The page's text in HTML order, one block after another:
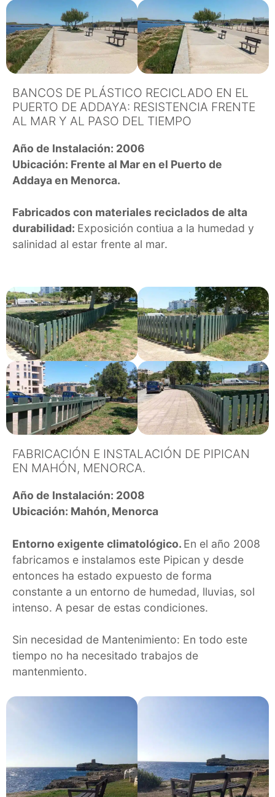
BANCOS DE PLÁSTICO RECICLADO EN EL
PUERTO DE ADDAYA: RESISTENCIA FRENTE
AL MAR Y AL PASO DEL TIEMPO
Año de Instalación: 2006
Ubicación: Frente al Mar en el Puerto de
Addaya en Menorca.
Fabricados con materiales reciclados de alta
durabilidad: Exposición contiua a la humedad y
salinidad al estar frente al mar.
FABRICACIÓN E INSTALACIÓN DE PIPICAN
EN MAHÓN, MENORCA.
Año de Instalación: 2008
Ubicación: Mahón, Menorca
Entorno exigente climatológico. En el año 2008
fabricamos e instalamos este Pipican y desde
entonces ha estado expuesto de forma
constante a un entorno de humedad, lluvias, sol
intenso. A pesar de estas condiciones.
Sin necesidad de Mantenimiento: En todo este
tiempo no ha necesitado trabajos de
mantenmiento.